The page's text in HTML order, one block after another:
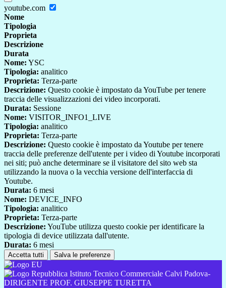
youtube.com
Nome
Tipologia
Proprieta
Descrizione
Durata
Nome: YSC
Tipologia: analitico
Proprieta: Terza-parte
Descrizione: Questo cookie è impostato da YouTube per tenere
traccia delle visualizzazioni dei video incorporati.
Durata: Sessione
Nome: VISITOR_INFO1_LIVE
Tipologia: analitico
Proprieta: Terza-parte
Descrizione: Questo cookie è impostato da Youtube per tenere
traccia delle preferenze dell'utente per i video di Youtube incorporati
nei siti; può anche determinare se il visitatore del sito web sta
utilizzando la nuova o la vecchia versione dell'interfaccia di
Youtube.
Durata: 6 mesi
Nome: DEVICE_INFO
Tipologia: analitico
Proprieta: Terza-parte
Descrizione: YouTube utilizza questo cookie per identificare la
tipologia di device utilizzata dall'utente.
Durata: 6 mesi
Accetta tutti Salva le preferenze
Istituto Tecnico Commerciale Calvi Padova-
DIRIGENTE PROF. GIUSEPPE TURETTA